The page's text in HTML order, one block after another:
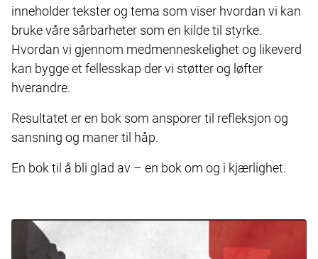
inneholder tekster og tema som viser hvordan vi kan
bruke våre sårbarheter som en kilde til styrke.
Hvordan vi gjennom medmenneskelighet og likeverd
kan bygge et fellesskap der vi støtter og løfter
hverandre.
Resultatet er en bok som ansporer til refleksjon og
sansning og maner til håp.
En bok til å bli glad av – en bok om og i kjærlighet.